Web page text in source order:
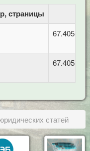
страницы
67.405
67.405
статей